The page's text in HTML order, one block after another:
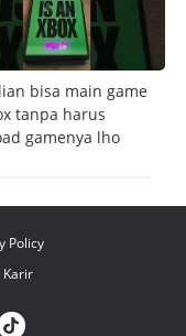
bisa main game
tanpa harus
gamenya lho
Policy
Karir